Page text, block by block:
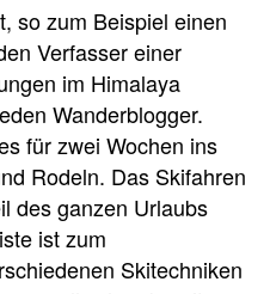
so zum Beispiel einen
Verfasser einer
im Himalaya
Wanderblogger.
für zwei Wochen ins
Rodeln. Das Skifahren
des ganzen Urlaubs
ist zum
Skitechniken